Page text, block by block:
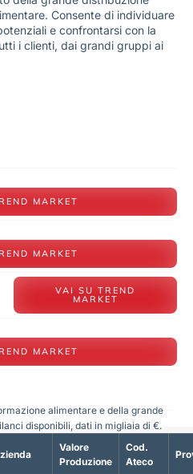
Consente di individuare
e confrontarsi con la
i clienti, dai grandi gruppi ai
MARKET
MARKET
VAI SU TREND
MARKET
MARKET
Valore
Produzione
Cod.
Ateco
alimentare e della grande
disponibili, dati in migliaia di €.